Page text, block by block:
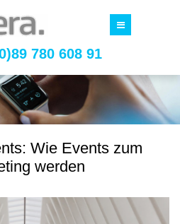
780 608 91
Wie Events zum
werden